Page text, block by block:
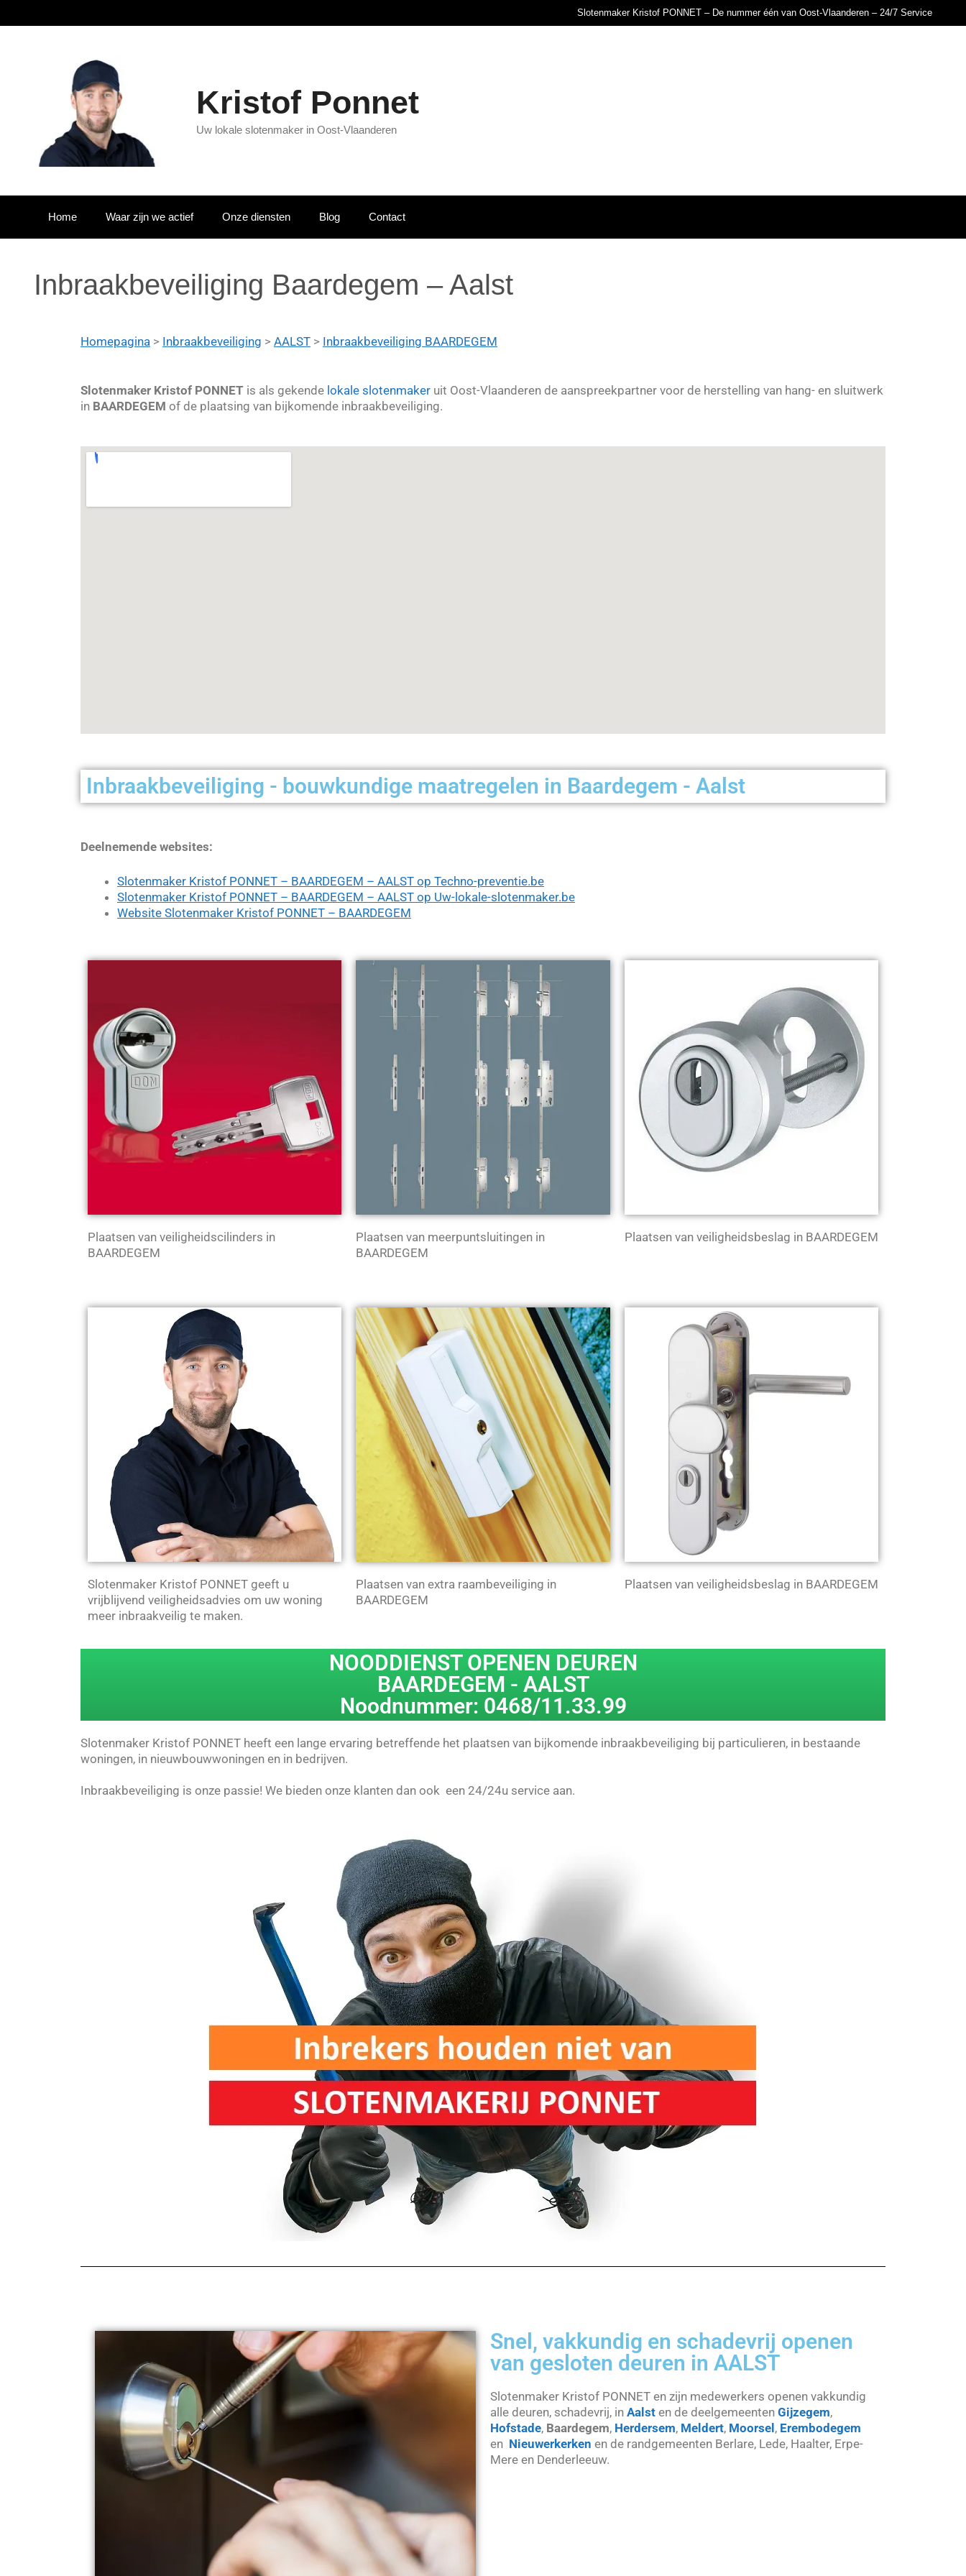
Slotenmaker Kristof PONNET – De nummer één van Oost-Vlaanderen – 24/7 Service
Kristof Ponnet
Uw lokale slotenmaker in Oost-Vlaanderen
Home Waar zijn we actief Onze diensten Blog Contact
Inbraakbeveiliging Baardegem – Aalst
Homepagina > Inbraakbeveiliging > AALST > Inbraakbeveiliging BAARDEGEM
Slotenmaker Kristof PONNET is als gekende lokale slotenmaker uit Oost-Vlaanderen de aanspreekpartner voor de herstelling van hang- en sluitwerk
in BAARDEGEM of de plaatsing van bijkomende inbraakbeveiliging.
Inbraakbeveiliging - bouwkundige maatregelen in Baardegem - Aalst
Deelnemende websites:
Slotenmaker Kristof PONNET – BAARDEGEM – AALST op Techno-preventie.be
Slotenmaker Kristof PONNET – BAARDEGEM – AALST op Uw-lokale-slotenmaker.be
Website Slotenmaker Kristof PONNET – BAARDEGEM
Plaatsen van veiligheidscilinders in
BAARDEGEM
Plaatsen van meerpuntsluitingen in
BAARDEGEM
Plaatsen van veiligheidsbeslag in BAARDEGEM
Slotenmaker Kristof PONNET geeft u
vrijblijvend veiligheidsadvies om uw woning
meer inbraakveilig te maken.
Plaatsen van extra raambeveiliging in
BAARDEGEM
Plaatsen van veiligheidsbeslag in BAARDEGEM
NOODDIENST OPENEN DEUREN
BAARDEGEM - AALST
Noodnummer: 0468/11.33.99
Slotenmaker Kristof PONNET heeft een lange ervaring betreffende het plaatsen van bijkomende inbraakbeveiliging bij particulieren, in bestaande
woningen, in nieuwbouwwoningen en in bedrijven.
Inbraakbeveiliging is onze passie! We bieden onze klanten dan ook een 24/24u service aan.
Snel, vakkundig en schadevrij openen
van gesloten deuren in AALST
Slotenmaker Kristof PONNET en zijn medewerkers openen vakkundig
alle deuren, schadevrij, in Aalst en de deelgemeenten Gijzegem,
Hofstade, Baardegem, Herdersem, Meldert, Moorsel, Erembodegem
en Nieuwerkerken en de randgemeenten Berlare, Lede, Haalter, Erpe-
Mere en Denderleeuw.